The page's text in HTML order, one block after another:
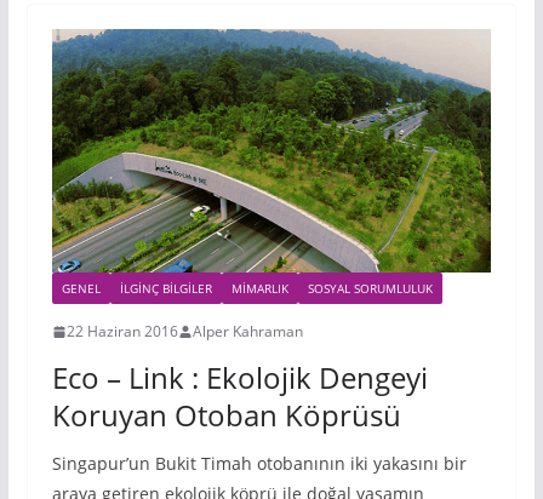
GENEL İLGINÇ BILGILER MIMARLIK SOSYAL SORUMLULUK
22 Haziran 2016 Alper Kahraman
Eco – Link : Ekolojik Dengeyi
Koruyan Otoban Köprüsü
Singapur’un Bukit Timah otobanının iki yakasını bir
araya getiren ekolojik köprü ile doğal yaşamın